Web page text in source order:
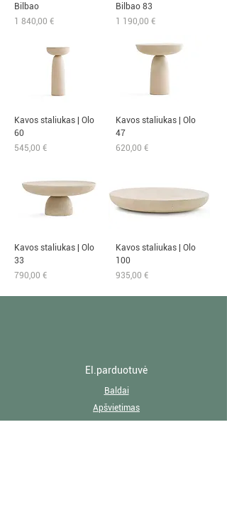
Bilbao
Kaina
1 840,00 €
Bilbao 83
Kaina
1 190,00 €
Kavos staliukas | Olo
60
Kaina
545,00 €
Kavos staliukas | Olo
47
Kaina
620,00 €
Kavos staliukas | Olo
33
Kaina
790,00 €
Kavos staliukas | Olo
100
Kaina
935,00 €
El.parduotuvė
Baldai
Apšvietimas